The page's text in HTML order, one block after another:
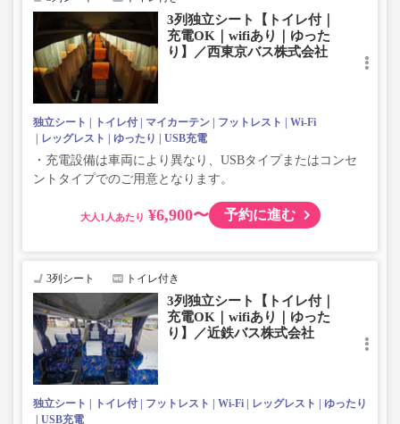
3列独立シート【トイレ付｜
充電OK｜wifiあり｜ゆった
り】／西東京バス株式会社
独立シート トイレ付 マイカーテン フットレスト
Wi-Fi
レッグレスト
ゆったり USB充電
・充電設備は車両により異なり、USBタイプまたはコンセ
ントタイプでのご用意となります。
大人 ¥6,900〜 予約に進む
3列シート トイレ付き
3列独立シート【トイレ付｜
充電OK｜wifiあり｜ゆった
り】／近鉄バス株式会社
独立シート トイレ付 フットレスト Wi-Fi レッグレスト
ゆったり
USB充電